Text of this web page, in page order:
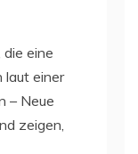
eine
laut einer
– Neue
zeigen,